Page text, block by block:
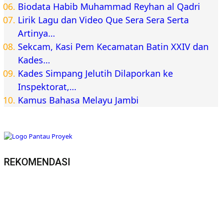
Biodata Habib Muhammad Reyhan al Qadri
Lirik Lagu dan Video Que Sera Sera Serta
Artinya…
Sekcam, Kasi Pem Kecamatan Batin XXIV dan
Kades…
Kades Simpang Jelutih Dilaporkan ke
Inspektorat,…
Kamus Bahasa Melayu Jambi
REKOMENDASI